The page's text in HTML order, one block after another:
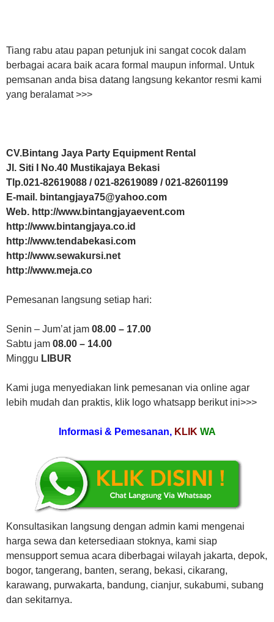
Tiang rabu atau papan petunjuk ini sangat cocok dalam
berbagai acara baik acara formal maupun informal. Untuk
pemsanan anda bisa datang langsung kekantor resmi kami
yang beralamat >>>
CV.Bintang Jaya Party Equipment Rental
Jl. Siti I No.40 Mustikajaya Bekasi
Tlp.021-82619088 / 021-82619089 / 021-82601199
E-mail. bintangjaya75@yahoo.com
Web. http://www.bintangjayaevent.com
http://www.bintangjaya.co.id
http://www.tendabekasi.com
http://www.sewakursi.net
http://www.meja.co
Pemesanan langsung setiap hari:
Senin – Jum’at jam 08.00 – 17.00
Sabtu jam 08.00 – 14.00
Minggu LIBUR
Kami juga menyediakan link pemesanan via online agar
lebih mudah dan praktis, klik logo whatsapp berikut ini>>>
Informasi & Pemesanan, KLIK WA
Konsultasikan langsung dengan admin kami mengenai
harga sewa dan ketersediaan stoknya, kami siap
mensupport semua acara diberbagai wilayah jakarta, depok,
bogor, tangerang, banten, serang, bekasi, cikarang,
karawang, purwakarta, bandung, cianjur, sukabumi, subang
dan sekitarnya.